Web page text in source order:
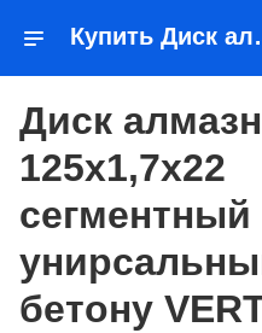
Купить Диск алмазный
Диск
125х1,7х22
сегментный
бетону